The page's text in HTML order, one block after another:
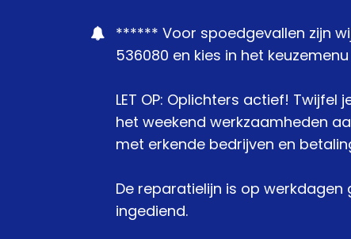
****** Voor spoedgevallen zijn
536080 en kies in het
LET OP: Oplichters actief!
het weekend werkzaamheden
met erkende bedrijven en
De reparatielijn is op werkdagen
ingediend.